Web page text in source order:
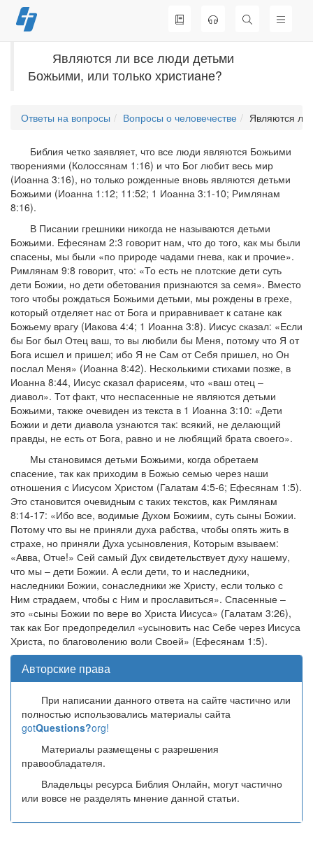
Перейти
к
Являются ли все люди детьми
Божьими, или только христиане?
Ответы на вопросы Вопросы о человечестве Являются ли
Библия четко заявляет, что все люди являются Божьими
творениями (Колоссянам 1:16) и что Бог любит весь мир
(Иоанна 3:16), но только рожденные вновь являются детьми
Божьими (Иоанна 1:12; 11:52; 1 Иоанна 3:1-10; Римлянам
8:16).
В Писании грешники никогда не называются детьми
Божьими. Ефесянам 2:3 говорит нам, что до того, как мы были
спасены, мы были «по природе чадами гнева, как и прочие».
Римлянам 9:8 говорит, что: «То есть не плотские дети суть
дети Божии, но дети обетования признаются за семя». Вместо
того чтобы рождаться Божьими детьми, мы рождены в грехе,
который отделяет нас от Бога и приравнивает к сатане как
Божьему врагу (Иакова 4:4; 1 Иоанна 3:8). Иисус сказал: «Если
бы Бог был Отец ваш, то вы любили бы Меня, потому что Я от
Бога исшел и пришел; ибо Я не Сам от Себя пришел, но Он
послал Меня» (Иоанна 8:42). Несколькими стихами позже, в
Иоанна 8:44, Иисус сказал фарисеям, что «ваш отец –
диавол». Тот факт, что неспасенные не являются детьми
Божьими, также очевиден из текста в 1 Иоанна 3:10: «Дети
Божии и дети диавола узнаются так: всякий, не делающий
правды, не есть от Бога, равно и не любящий брата своего».
Мы становимся детьми Божьими, когда обретаем
спасение, так как приходим в Божью семью через наши
отношения с Иисусом Христом (Галатам 4:5-6; Ефесянам 1:5).
Это становится очевидным с таких текстов, как Римлянам
8:14-17: «Ибо все, водимые Духом Божиим, суть сыны Божии.
Потому что вы не приняли духа рабства, чтобы опять жить в
страхе, но приняли Духа усыновления, Которым взываем:
«Авва, Отче!» Сей самый Дух свидетельствует духу нашему,
что мы – дети Божии. А если дети, то и наследники,
наследники Божии, сонаследники же Христу, если только с
Ним страдаем, чтобы с Ним и прославиться». Спасенные –
это «сыны Божии по вере во Христа Иисуса» (Галатам 3:26),
так как Бог предопределил «усыновить нас Себе через Иисуса
Христа, по благоволению воли Своей» (Ефесянам 1:5).
Авторские права
При написании данного ответа на сайте частично или
полностью использовались материалы сайта
gotQuestions?org!
Материалы размещены с разрешения
правообладателя.
Владельцы ресурса Библия Онлайн, могут частично
или вовсе не разделять мнение данной статьи.